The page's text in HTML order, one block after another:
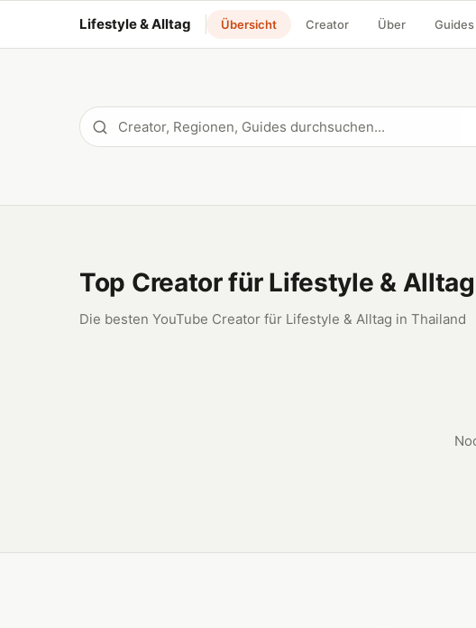
Lifestyle & Alltag Übersicht Creator Über Guides
Top Creator für Lifestyle & Alltag
Die besten YouTube Creator für Lifestyle & Alltag in Thailand